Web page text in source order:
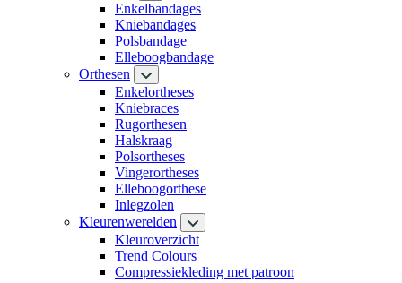
Enkelbandages
Kniebandages
Polsbandage
Elleboogbandage
Orthesen
Enkelortheses
Kniebraces
Rugorthesen
Halskraag
Polsortheses
Vingerortheses
Elleboogorthese
Inlegzolen
Kleurenwerelden
Kleuroverzicht
Trend Colours
Compressiekleding met patroon